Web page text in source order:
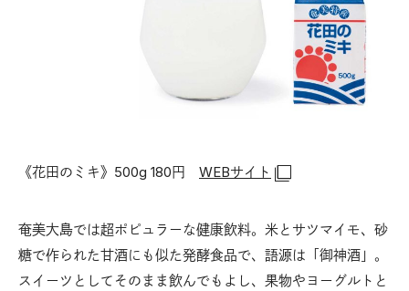
《花田のミキ》500g 180円 WEBサイト
奄美大島では超ポピュラーな健康飲料。米とサツマイモ、砂
糖で作られた甘酒にも似た発酵食品で、語源は「御神酒」。
スイーツとしてそのまま飲んでもよし、果物やヨーグルトと